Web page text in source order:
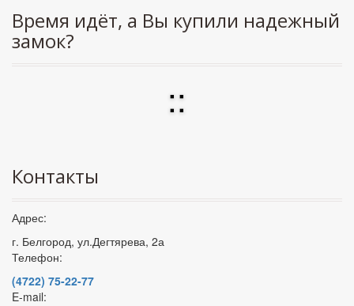
Время идёт, а Вы купили надежный
замок?
::
Контакты
Адрес:
г. Белгород, ул.Дегтярева, 2а
Телефон:
(4722) 75-22-77
E-mail: